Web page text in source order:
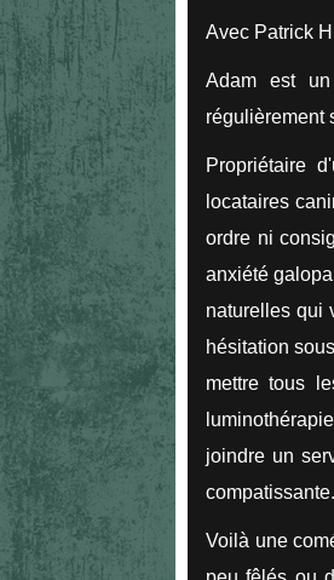
Avec Patrick
Adam est
régulièrement
Propriétaire
locataires
ordre ni
anxiété
naturelles qui
hésitation
mettre tous
joindre un
compatissante.
Voilà une